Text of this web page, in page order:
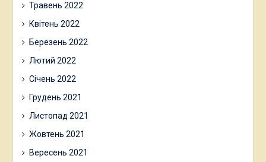
Травень 2022
Квітень 2022
Березень 2022
Лютий 2022
Січень 2022
Грудень 2021
Листопад 2021
Жовтень 2021
Вересень 2021